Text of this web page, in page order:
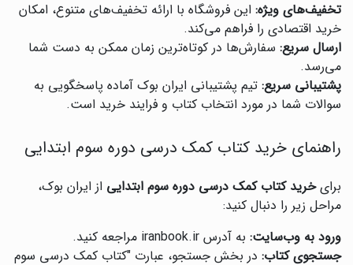
تخفیف‌های ویژه: این فروشگاه با ارائه تخفیف‌های متنوع، امکان
خرید اقتصادی را فراهم می‌کند.
ارسال سریع: سفارش‌ها در کوتاه‌ترین زمان ممکن به دست شما
می‌رسد.
پشتیبانی سریع: تیم پشتیبانی ایران بوک آماده پاسخگویی به
سوالات شما در مورد انتخاب کتاب و فرایند خرید است.
راهنمای خرید کتاب کمک درسی دوره سوم ابتدایی
برایخرید کتاب کمک درسی دوره سوم ابتدایی از ایران بوک،
مراحل زیر را دنبال کنید:
ورود به وب‌سایت: به آدرس iranbook.ir مراجعه کنید.
جستجوی کتاب: در بخش جستجو، عبارت "کتاب کمک درسی سوم